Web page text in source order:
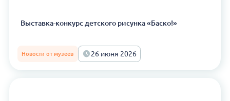
Выставка-конкурс детского рисунка «Баско!»
Новости от музеев 26 июня 2026